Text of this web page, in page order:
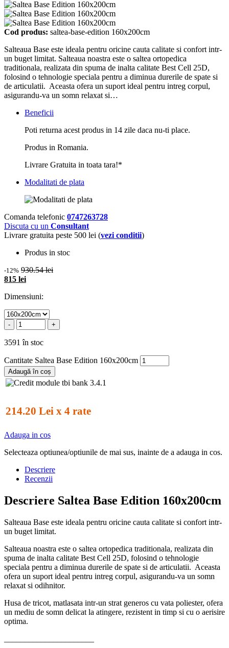
Cod produs: saltea-base-edition 160x200cm
Salteaua Base este ideala pentru oricine cauta calitate si confort intr-
un buget limitat. Salteaua noastra este o saltea ortopedica
traditionala, realizata din spuma de inalta calitate Best Cell 25D,
folosind o tehnologie speciala pentru a diminua durerile de spate si
de articulatii. Aceasta ofera un suport ideal pentru intreg corpul,
asigurandu-va un somn relaxat si…
Beneficii
Poti returna acest produs in 14 zile daca nu-ti place.
Produs in Romania.
Livrare Gratuita in toata tara!*
Modalitati de plata
Comanda telefonic 0747263728
Discuta cu un Consultant
Livrare gratuita peste 500 lei (vezi conditii)
Produs in stoc
-12% 930.54 lei
815 lei
Dimensiuni:
- +
3591 în stoc
Cantitate Saltea Base Edition 160x200cm
Adaugă în coș
214.20 Lei x 4 rate
Adauga in cos
Selecteaza optiunea/optiunile de mai sus, inainte de a adauga in cos.
Descriere
Recenzii
Descriere Saltea Base Edition 160x200cm
Salteaua Base este ideala pentru oricine cauta calitate si confort intr-
un buget limitat.
Salteaua noastra este o saltea ortopedica traditionala, realizata din
spuma de inalta calitate Best Cell 25D, folosind o tehnologie
speciala pentru a diminua durerile de spate si de articulatii. Aceasta
ofera un suport ideal pentru intreg corpul, asigurandu-va un somn
relaxat si odihnitor.
Husa de tricot, matlasata intr-un strat generos cu vata poliester, ofera
un mediu de somn delicat la atingere, rezistent in timp si cu o aerisire
optima.